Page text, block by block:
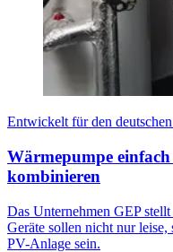
Entwickelt für den
Wärmepumpe
kombinieren
Das Unternehmen GEP
Geräte sollen nicht nur
PV-Anlage sein.